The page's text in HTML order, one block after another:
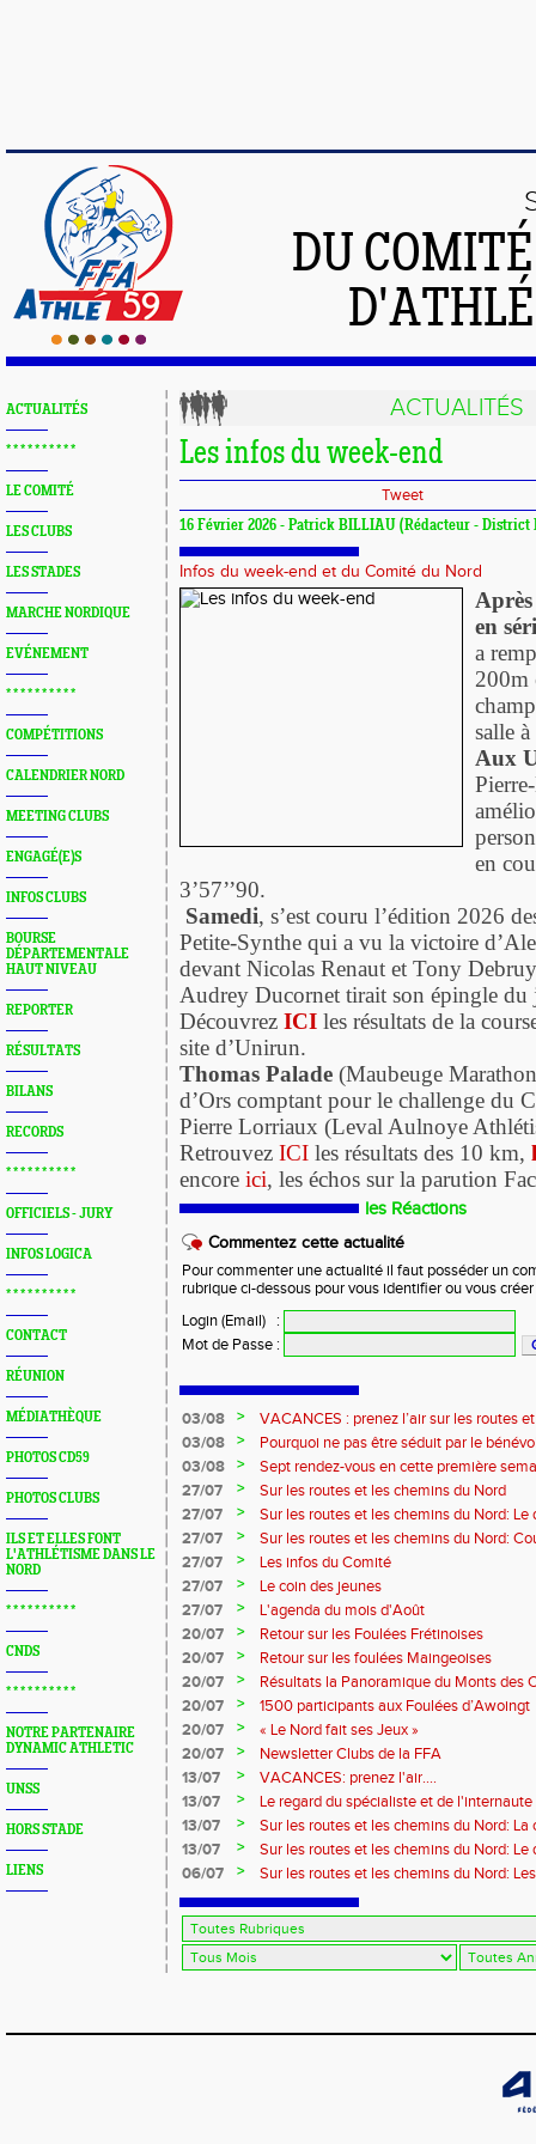
DU
ACTUALITÉS
* * * * * * * * * *
LE COMITÉ
LES CLUBS
LES STADES
MARCHE NORDIQUE
EVÉNEMENT
* * * * * * * * * *
COMPÉTITIONS
CALENDRIER NORD
MEETING CLUBS
ENGAGÉ(E)S
INFOS CLUBS
BOURSE
DÉPARTEMENTALE
HAUT NIVEAU
REPORTER
RÉSULTATS
BILANS
RECORDS
* * * * * * * * * *
OFFICIELS - JURY
INFOS LOGICA
* * * * * * * * * *
CONTACT
RÉUNION
MÉDIATHÈQUE
PHOTOS CD59
PHOTOS CLUBS
ILS ET ELLES FONT
L'ATHLÉTISME DANS LE
NORD
* * * * * * * * * *
CNDS
* * * * * * * * * *
NOTRE PARTENAIRE
DYNAMIC ATHLETIC
UNSS
HORS STADE
LIENS
ACTUALITÉS
Les infos du week-end
Tweet
16 Février 2026 - Patrick BILLIAU (Rédacteur - District
Infos du week-end et du Comité du Nord
Après
en
a
200m
salle
Aux
en
3’57’’90.
Samedi, s’est couru l’édition 2026
Petite-Synthe qui a vu la victoire
devant Nicolas Renaut et Tony
Audrey Ducornet tirait son épingle du
Découvrez ICI les résultats de la
site d’Unirun.
Thomas Palade (Maubeuge
d’Ors comptant pour le challenge du
Pierre Lorriaux (Leval Aulnoye
Retrouvez ICI les résultats des 10 km,
encore ici, les échos sur la parution
les Réactions
Commentez cette actualité
Pour commenter une actualité il faut posséder un
rubrique ci-dessous pour vous identifier ou vous
Login (Email)
:
Mot de Passe :
03/08 >
VACANCES : prenez l’air sur les routes
03/08
>
Pourquoi ne pas être séduit par le
?...
03/08 >
Sept rendez-vous en cette première
27/07
>
Sur les routes et les chemins du Nord
27/07
>
Sur les routes et les chemins du Nord:
27/07
>
Sur les routes et les chemins du Nord:
Marque
27/07 >
Les infos du Comité
27/07
>
Le coin des jeunes
27/07
>
L'agenda du mois d'Août
20/07
>
Retour sur les Foulées Frétinoises
20/07
>
Retour sur les foulées Maingeoises
20/07
>
Résultats la Panoramique du Monts des
20/07
>
1500 participants aux Foulées d’Awoingt
20/07
>
« Le Nord fait ses Jeux »
20/07
>
Newsletter Clubs de la FFA
13/07
>
VACANCES: prenez l'air....
13/07
>
Le regard du spécialiste et de l'internaute
13/07
>
Sur les routes et les chemins du Nord: La
13/07
>
Sur les routes et les chemins du Nord:
06/07
> Sur les routes et les chemins du Nord: